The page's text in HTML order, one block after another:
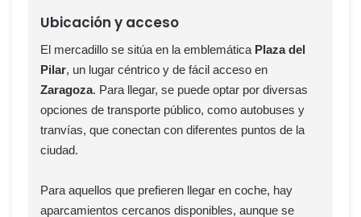
Ubicación y acceso
El mercadillo se sitúa en la emblemática Plaza del
Pilar, un lugar céntrico y de fácil acceso en
Zaragoza. Para llegar, se puede optar por diversas
opciones de transporte público, como autobuses y
tranvías, que conectan con diferentes puntos de la
ciudad.
Para aquellos que prefieren llegar en coche, hay
aparcamientos cercanos disponibles, aunque se